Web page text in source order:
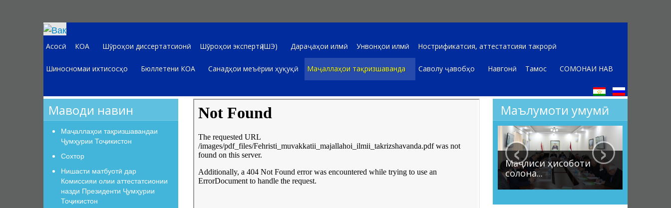
Асосӣ КОА Шӯроҳои диссертатсионӣ Шӯроҳои экспертӣ (ШЭ) Дараҷаҳои илмӣ Унвонҳои илмӣ Нострификатсия, аттестатсияи такрорӣ
Шиносномаи ихтисосҳо Бюллетени КОА Санадҳои меъёрии ҳуқуқӣ Маҷаллаҳои тақризшаванда Саволу ҷавобҳо Навгонӣ Тамос СОМОНАИ НАВ
Маводи навин
Маҷаллаҳои тақризшавандаи
Ҷумҳурии Тоҷикистон
Сохтор
Нишасти матбуотӣ дар
Комиссияи олии аттестатсионии
назди Президенти Ҷумҳурии
Тоҷикистон
Маълумоти умумӣ
Маҷлиси ҳисоботи
солона...
‹ ›